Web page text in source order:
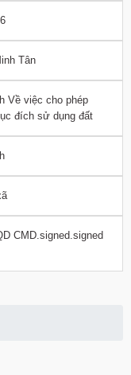
Tân
Về việc cho phép
đích sử dụng đất
CMD.signed.signed